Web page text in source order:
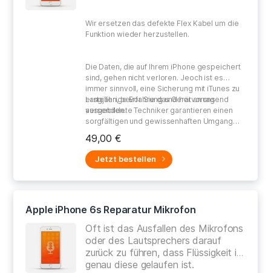
Wir ersetzen das defekte Flex Kabel um die
Funktion wieder herzustellen.
Die Daten, die auf Ihrem iPhone gespeichert
sind, gehen nicht verloren. Jeoch ist es
immer sinnvoll, eine Sicherung mit iTunes zu
erstellen, bevor Sie das Gerät an uns
versenden.
Langjährige Erfahrung und hervorragend
ausgebildete Techniker garantieren einen
sorgfältigen und gewissenhaften Umgang
49,00 €
Jetzt bestellen
Apple iPhone 6s Reparatur Mikrofon
Oft ist das Ausfallen des Mikrofons
oder des Lautsprechers darauf
zurück zu führen, dass Flüssigkeit in
genau diese gelaufen ist.